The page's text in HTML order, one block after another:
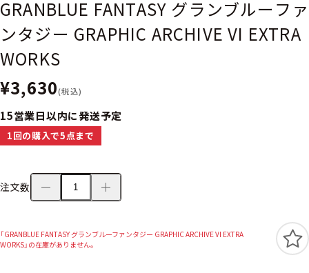
GRANBLUE FANTASY グランブルーファ
ンタジー GRAPHIC ARCHIVE VI EXTRA
WORKS
¥3,630(税込)
15営業日以内に発送予定
1回の購入で5点まで
注文数
「GRANBLUE FANTASY グランブルーファンタジー GRAPHIC ARCHIVE VI EXTRA
WORKS」の在庫がありません。